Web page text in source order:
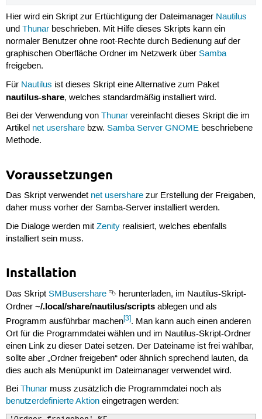
Hier wird ein Skript zur Ertüchtigung der Dateimanager Nautilus
und Thunarbeschrieben. Mit Hilfe dieses Skripts kann ein
normaler Benutzer ohne root-Rechte durch Bedienung auf der
graphischen Oberfläche Ordner im Netzwerk über Samba
freigeben.
Für Nautilus ist dieses Skript eine Alternative zum Paket
nautilus-share, welches standardmäßig installiert wird.
Bei der Verwendung von Thunarvereinfacht dieses Skript die im
Artikel net usersharebzw. Samba Server GNOMEbeschriebene
Methode.
Voraussetzungen
Das Skript verwendet net usersharezur Erstellung der Freigaben,
daher muss vorher der Samba-Server installiert werden.
Die Dialoge werden mit Zenityrealisiert, welches ebenfalls
installiert sein muss.
Installation
Das Skript SMBusershare⮷ herunterladen, im Nautilus-Skript-
Ordner ~/.local/share/nautilus/scriptsablegen und als
Programm ausführbar machen[3]. Man kann auch einen anderen
Ort für die Programmdatei wählen und im Nautilus-Skript-Ordner
einen Link zu dieser Datei setzen. Der Dateiname ist frei wählbar,
sollte aber „Ordner freigeben“ oder ähnlich sprechend lauten, da
dies auch als Menüpunkt im Dateimanager verwendet wird.
Bei Thunarmuss zusätzlich die Programmdatei noch als
benutzerdefinierte Aktioneingetragen werden: